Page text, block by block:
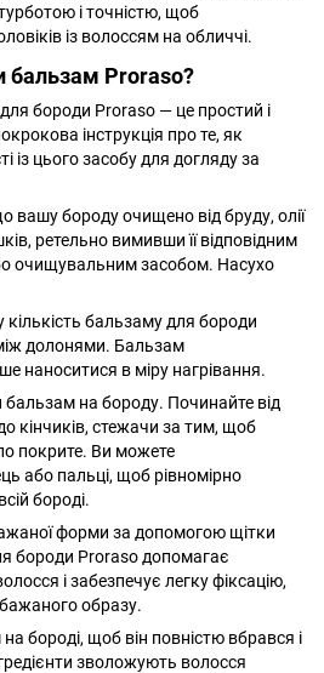
і точністю, щоб
із волоссям на обличчі.
бальзам Proraso?
бороди Proraso — це простий і
інструкція про те, як
із цього засобу для догляду за
вашу бороду очищено від бруду, олії
ретельно вимивши її відповідним
очищувальним засобом. Насухо
кількість бальзаму для бороди
між долонями. Бальзам
наноситися в міру нагрівання.
бальзам на бороду. Починайте від
кінчиків, стежачи за тим, щоб
покрите. Ви можете
або пальці, щоб рівномірно
бороді.
форми за допомогою щітки
бороди Proraso допомагає
і забезпечує легку фіксацію,
образу.
бороді, щоб він повністю вбрався і
зволожують волосся